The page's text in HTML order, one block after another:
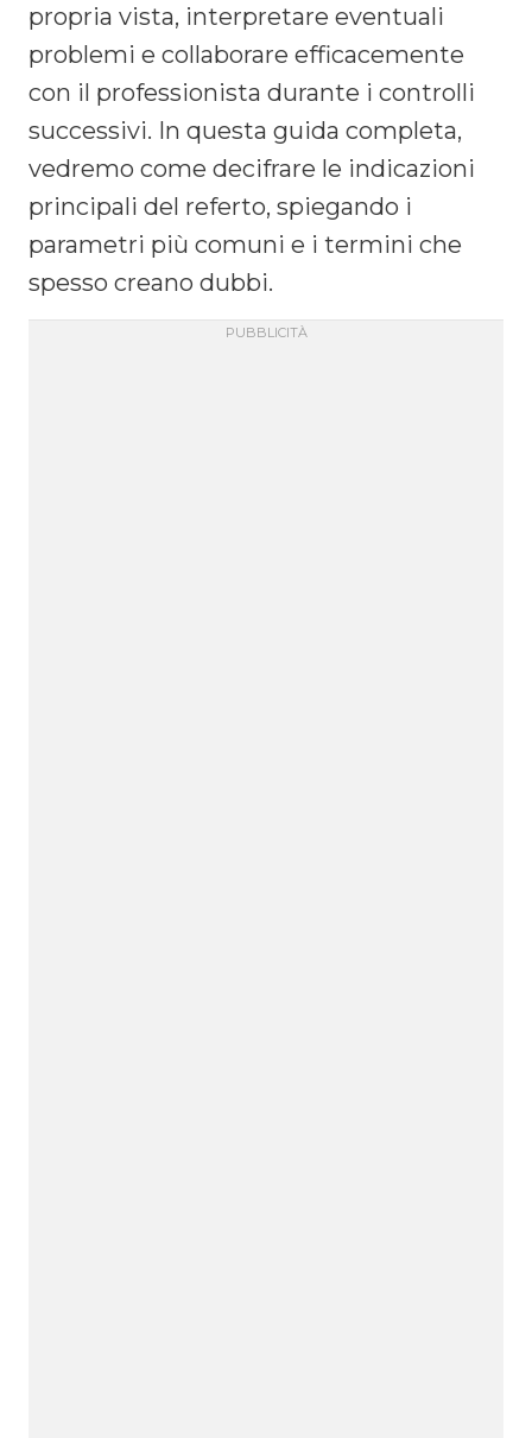
propria vista, interpretare eventuali
problemi e collaborare efficacemente
con il professionista durante i controlli
successivi. In questa guida completa,
vedremo come decifrare le indicazioni
principali del referto, spiegando i
parametri più comuni e i termini che
spesso creano dubbi.